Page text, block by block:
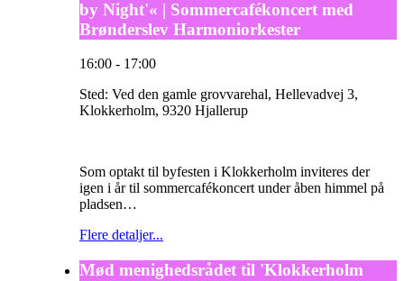
by Night'« | Sommercafékoncert med
Brønderslev Harmoniorkester
16:00 - 17:00
Sted: Ved den gamle grovvarehal, Hellevadvej 3,
Klokkerholm, 9320 Hjallerup
Som optakt til byfesten i Klokkerholm inviteres der
igen i år til sommercafékoncert under åben himmel på
pladsen…
Flere detaljer...
Mød menighedsrådet til 'Klokkerholm